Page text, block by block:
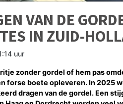
VAN DE
IN ZUID-
uur
ritje zonder gordel of hem pas
forse boete opleveren. In 2025
dragen van de gordel. Een